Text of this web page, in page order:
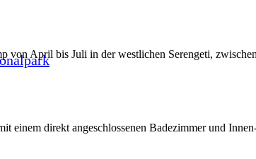
von April bis Juli in der westlichen Serengeti,
einem direkt angeschlossenen Badezimmer und